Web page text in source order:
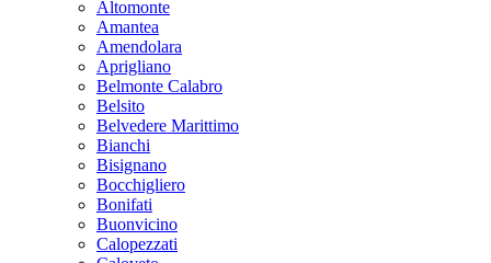
Altomonte
Amantea
Amendolara
Aprigliano
Belmonte Calabro
Belsito
Belvedere Marittimo
Bianchi
Bisignano
Bocchigliero
Bonifati
Buonvicino
Calopezzati